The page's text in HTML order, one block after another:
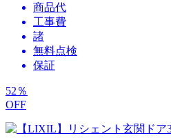
商品代
工事費
諸
無料点検
保証
52 ％
OFF